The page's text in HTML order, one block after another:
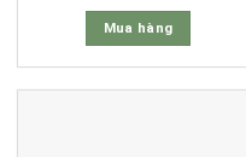
Mua hàng